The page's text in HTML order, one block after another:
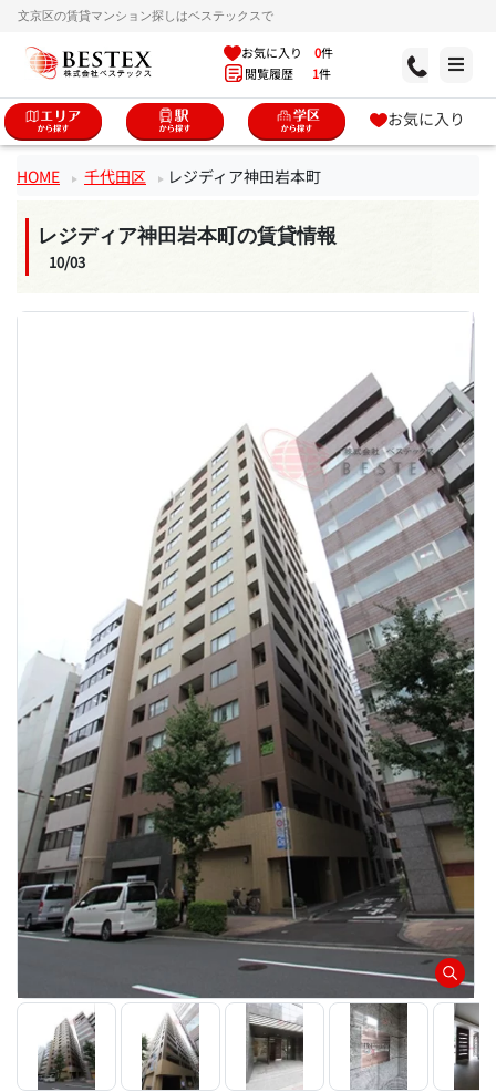
文京区の賃貸マンション探しはベステックスで
お気に入り 0件
閲覧履歴 1件
お気に入り
HOME 千代田区 レジディア神田岩本町
レジディア神田岩本町の賃貸情報
10/03